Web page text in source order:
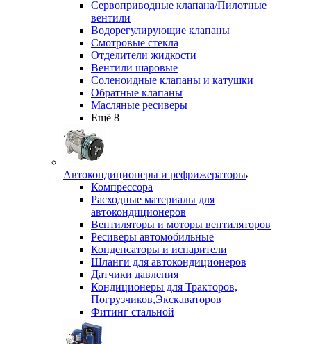
Сервоприводные клапана/Пилотные
вентили
Водорегулирующие клапаны
Смотровые стекла
Отделители жидкости
Вентили шаровые
Соленоидные клапаны и катушки
Обратные клапаны
Масляные ресиверы
Ещё 8
Автокондиционеры и рефрижераторы
Компрессора
Расходные материалы для
автокондиционеров
Вентиляторы и моторы вентиляторов
Ресиверы автомобильные
Конденсаторы и испарители
Шланги для автокондиционеров
Датчики давления
Кондиционеры для Тракторов,
Погрузчиков,Экскаваторов
Фитинг стальной